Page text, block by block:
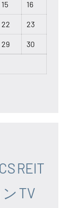
15 16
22 23
29 30
CSREIT
TV